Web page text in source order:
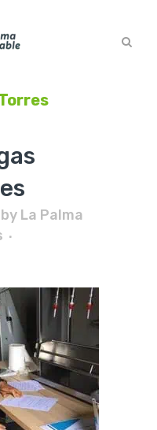
by La Palma